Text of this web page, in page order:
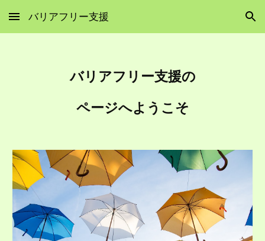
Skip to main content Skip to navigation
バリアフリー支援
バリアフリー支援の
ページへようこそ